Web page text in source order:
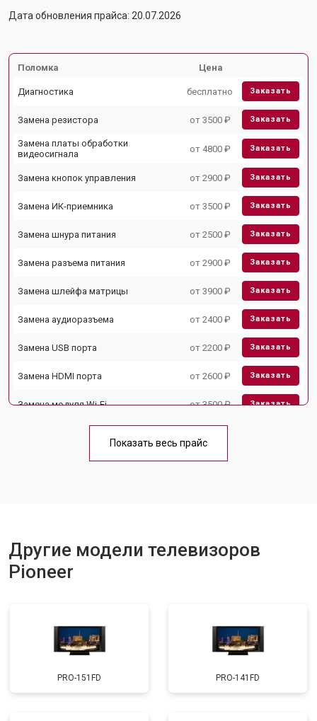
Дата обновления прайса: 20.07.2026
Поломка Цена
Диагностика бесплатно Заказать
Замена резистора от 3500 ₽ Заказать
Замена платы обработки
видеосигнала
от 4800 ₽ Заказать
Замена кнопок управления от 2900 ₽ Заказать
Замена ИК-приемника от 3500 ₽ Заказать
Замена шнура питания от 2500 ₽ Заказать
Замена разъема питания от 2900 ₽ Заказать
Замена шлейфа матрицы от 3900 ₽ Заказать
Замена аудиоразъема от 2400 ₽ Заказать
Замена USB порта от 2200 ₽ Заказать
Замена HDMI порта от 2600 ₽ Заказать
Замена модуля Wi-Fi от 3500 ₽ Заказать
Ремонт блока управления от 3100 ₽
Прошивка от 3900 ₽ Заказать
Замена трансформаторов
подсветки
Показать весь прайс
Другие модели телевизоров
Pioneer
PRO-151FD PRO-141FD